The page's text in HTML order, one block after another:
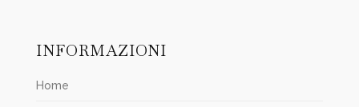
INFORMAZIONI
Home